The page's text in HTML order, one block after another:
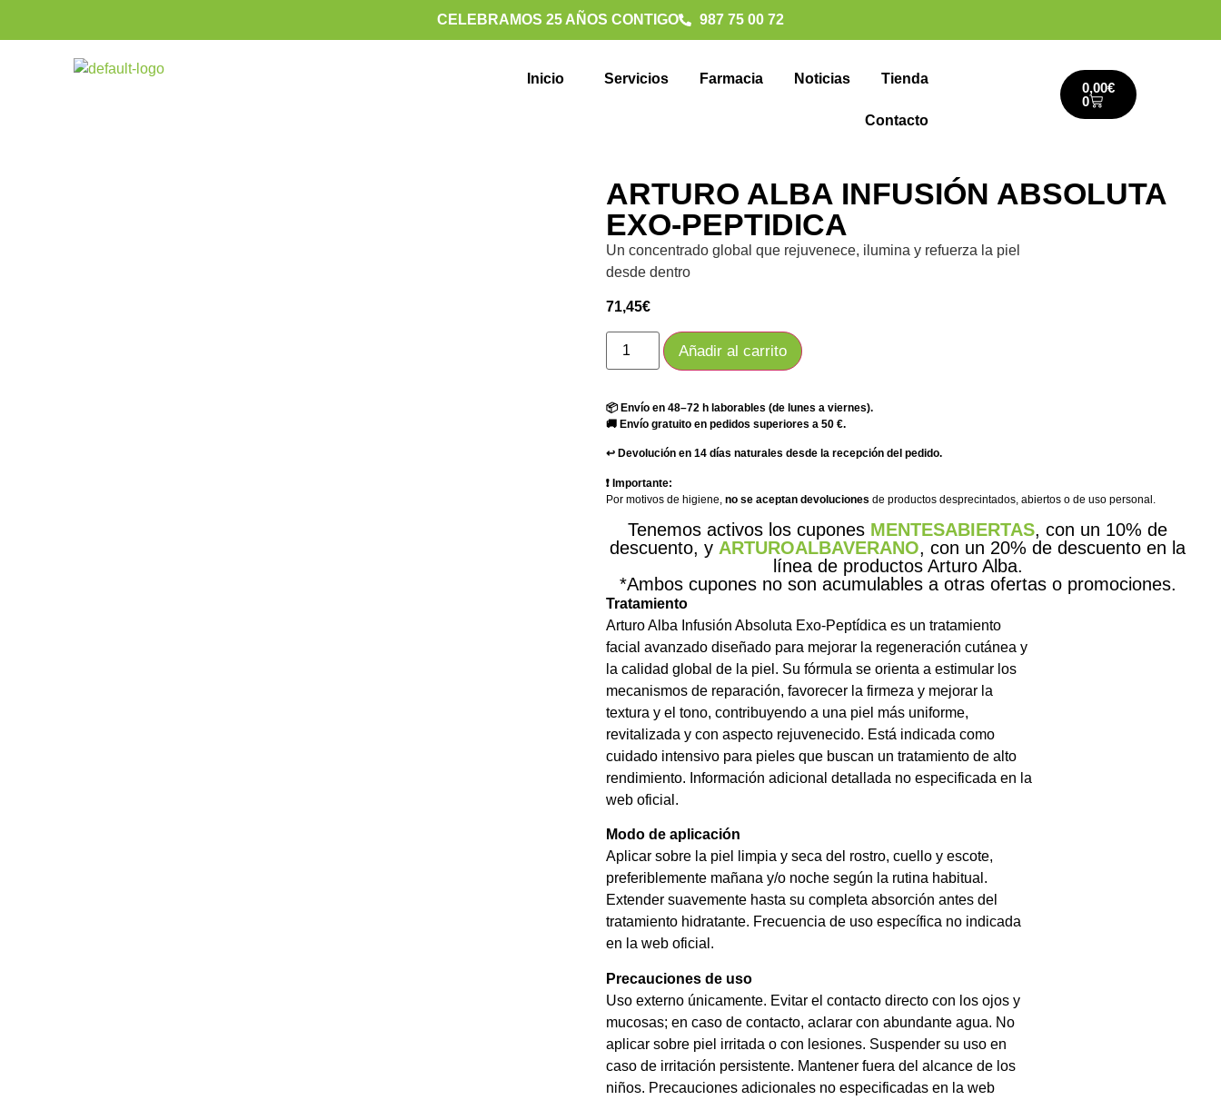
CELEBRAMOS 25 AÑOS CONTIGO 987 75 00 72
Inicio Servicios Farmacia Noticias Tienda
Contacto
0,00€
0
ARTURO ALBA INFUSIÓN ABSOLUTA
EXO-PEPTIDICA
Un concentrado global que rejuvenece, ilumina y refuerza la piel
desde dentro
71,45€
Añadir al carrito
📦 Envío en 48–72 h laborables (de lunes a viernes).
🚚 Envío gratuito en pedidos superiores a 50 €.
↩️ Devolución en 14 días naturales desde la recepción del pedido.
❗ Importante:
Por motivos de higiene,no se aceptan devoluciones de productos desprecintados, abiertos o de uso personal.
Tenemos activos los cupones MENTESABIERTAS, con un 10% de
descuento, y ARTUROALBAVERANO, con un 20% de descuento en la
línea de productos Arturo Alba.
*Ambos cupones no son acumulables a otras ofertas o promociones.
Tratamiento
Arturo Alba Infusión Absoluta Exo-Peptídica es un tratamiento
facial avanzado diseñado para mejorar la regeneración cutánea y
la calidad global de la piel. Su fórmula se orienta a estimular los
mecanismos de reparación, favorecer la firmeza y mejorar la
textura y el tono, contribuyendo a una piel más uniforme,
revitalizada y con aspecto rejuvenecido. Está indicada como
cuidado intensivo para pieles que buscan un tratamiento de alto
rendimiento. Información adicional detallada no especificada en la
web oficial.
Modo de aplicación
Aplicar sobre la piel limpia y seca del rostro, cuello y escote,
preferiblemente mañana y/o noche según la rutina habitual.
Extender suavemente hasta su completa absorción antes del
tratamiento hidratante. Frecuencia de uso específica no indicada
en la web oficial.
Precauciones de uso
Uso externo únicamente. Evitar el contacto directo con los ojos y
mucosas; en caso de contacto, aclarar con abundante agua. No
aplicar sobre piel irritada o con lesiones. Suspender su uso en
caso de irritación persistente. Mantener fuera del alcance de los
niños. Precauciones adicionales no especificadas en la web